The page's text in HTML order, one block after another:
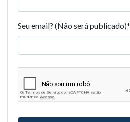
Seu email? (Não será publicado)*